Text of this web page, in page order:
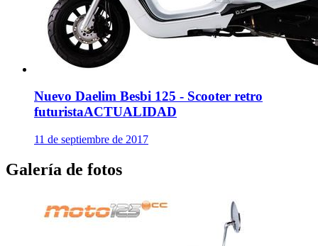
Nuevo Daelim Besbi 125 - Scooter retro
futuristaACTUALIDAD
11 de septiembre de 2017
Galería de fotos